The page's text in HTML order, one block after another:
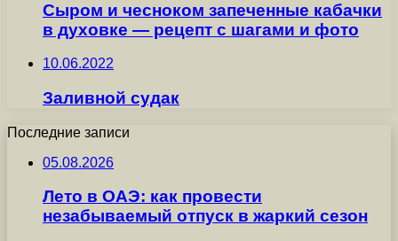
Сыром и чесноком запеченные кабачки
в духовке — рецепт с шагами и фото
10.06.2022
Заливной судак
Последние записи
05.08.2026
Лето в ОАЭ: как провести
незабываемый отпуск в жаркий сезон